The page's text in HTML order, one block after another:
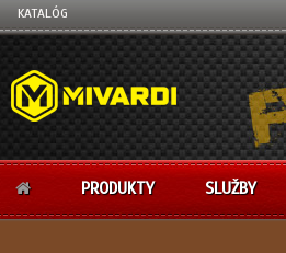
KATALÓG
PRODUKTY SLUŽBY